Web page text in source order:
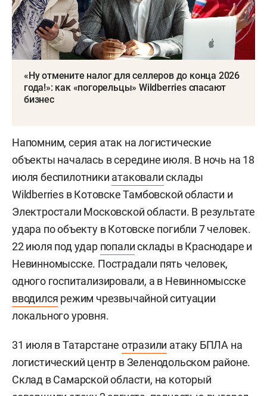
«Ну отмените налог для селлеров до конца 2026
года!»: как «погорельцы» Wildberries спасают
бизнес
Напомним, серия атак на логистические
объекты началась в середине июля. В ночь на 18
июля беспилотники атаковалисклады
Wildberries в Котовске Тамбовской области и
Электростали Московской области. В результате
удара по объекту в Котовске погибли 7 человек.
22 июля под удар попалисклады в Краснодаре и
Невинномысске. Пострадали пять человек,
одного госпитализировали, а в Невинномысске
вводился режим чрезвычайной ситуации
локального уровня.
31 июля в Татарстане отразили атаку БПЛА на
логистический центр в Зеленодольском районе.
Склад в Самарской области, на который